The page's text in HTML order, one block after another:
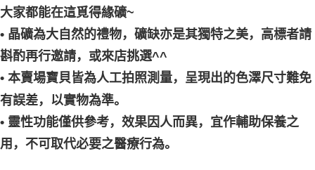
大家都能在這覓得緣礦~
• 晶礦為大自然的禮物，礦缺亦是其獨特之美，高標者請
斟酌再行邀請，或來店挑選^^
• 本賣場寶貝皆為人工拍照測量，呈現出的色澤尺寸難免
有誤差，以實物為準。
• 靈性功能僅供參考，效果因人而異，宜作輔助保養之
用，不可取代必要之醫療行為。